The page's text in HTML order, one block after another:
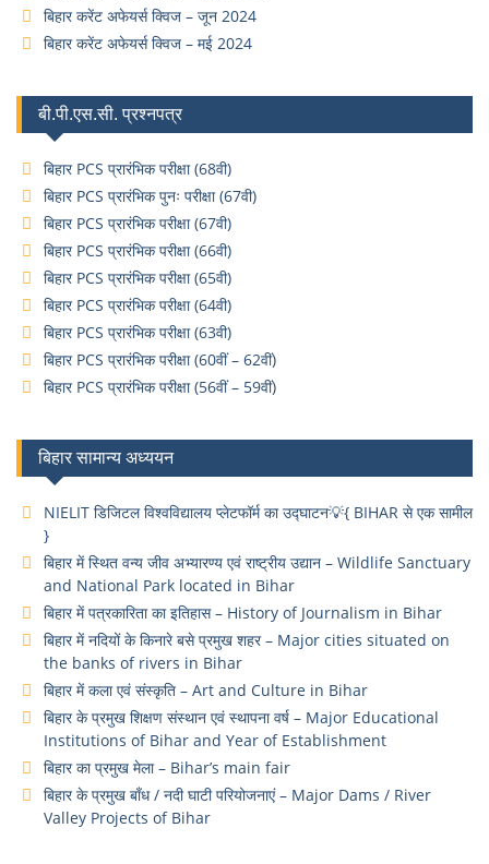
बिहार करेंट अफेयर्स क्विज – जून 2024
बिहार करेंट अफेयर्स क्विज – मई 2024
बी.पी.एस.सी. प्रश्नपत्र
बिहार PCS प्रारंभिक परीक्षा (68वी)
बिहार PCS प्रारंभिक पुनः परीक्षा (67वी)
बिहार PCS प्रारंभिक परीक्षा (67वी)
बिहार PCS प्रारंभिक परीक्षा (66वी)
बिहार PCS प्रारंभिक परीक्षा (65वी)
बिहार PCS प्रारंभिक परीक्षा (64वी)
बिहार PCS प्रारंभिक परीक्षा (63वी)
बिहार PCS प्रारंभिक परीक्षा (60वीं – 62वीं)
बिहार PCS प्रारंभिक परीक्षा (56वीं – 59वीं)
बिहार सामान्य अध्ययन
NIELIT डिजिटल विश्वविद्यालय प्लेटफॉर्म का उद्घाटन💡{ BIHAR से एक सामील
}
बिहार में स्थित वन्य जीव अभ्यारण्य एवं राष्ट्रीय उद्यान – Wildlife Sanctuary
and National Park located in Bihar
बिहार में पत्रकारिता का इतिहास – History of Journalism in Bihar
बिहार में नदियों के किनारे बसे प्रमुख शहर – Major cities situated on
the banks of rivers in Bihar
बिहार में कला एवं संस्कृति – Art and Culture in Bihar
बिहार के प्रमुख शिक्षण संस्थान एवं स्थापना वर्ष – Major Educational
Institutions of Bihar and Year of Establishment
बिहार का प्रमुख मेला – Bihar’s main fair
बिहार के प्रमुख बाँध / नदी घाटी परियोजनाएं – Major Dams / River
Valley Projects of Bihar